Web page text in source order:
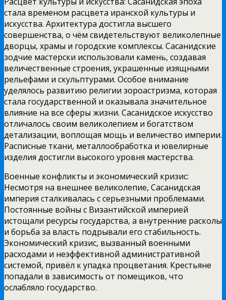
стала временом расцвета иранской культуры и
искусства. Архитектура достигла высшего
совершенства, о чём свидетельствуют великолепные
дворцы, храмы и городские комплексы. Сасанидские
зодчие мастерски использовали камень, создавая
величественные строения, украшенные изящными
рельефами и скульптурами. Особое внимание
уделялось развитию религии зороастризма, которая
стала государственной и оказывала значительное
влияние на все сферы жизни. Сасанидское искусство
отличалось своим великолепием и богатством
детализации, воплощая мощь и величество империи.
Расписные ткани, металлообработка и ювелирные
изделия достигли высокого уровня мастерства.
Военные конфликты и экономический кризис:
Несмотря на внешнее великолепие, Сасанидская
империя сталкивалась с серьезными проблемами.
Постоянные войны с Византийской империей
истощали ресурсы государства, а внутренние расколы
и борьба за власть подрывали его стабильность.
Экономический кризис, вызванный военными
расходами и неэффективной административной
системой, привёл к упадка процветания. Крестьяне
попадали в зависимость от помещиков, что
ослабляло государство.